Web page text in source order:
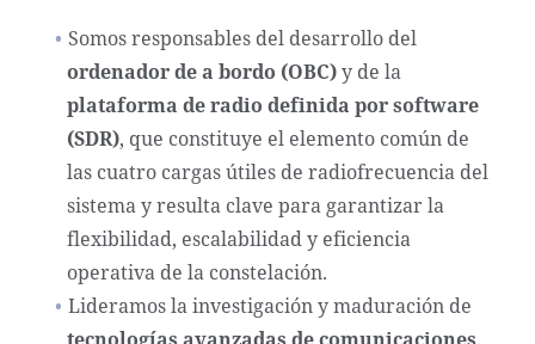
Somos responsables del desarrollo del
ordenador de a bordo (OBC)y de la
plataforma de radio definida por software
(SDR), que constituye el elemento común de
las cuatro cargas útiles de radiofrecuencia del
sistema y resulta clave para garantizar la
flexibilidad, escalabilidad y eficiencia
operativa de la constelación.
Lideramos la investigación y maduración de